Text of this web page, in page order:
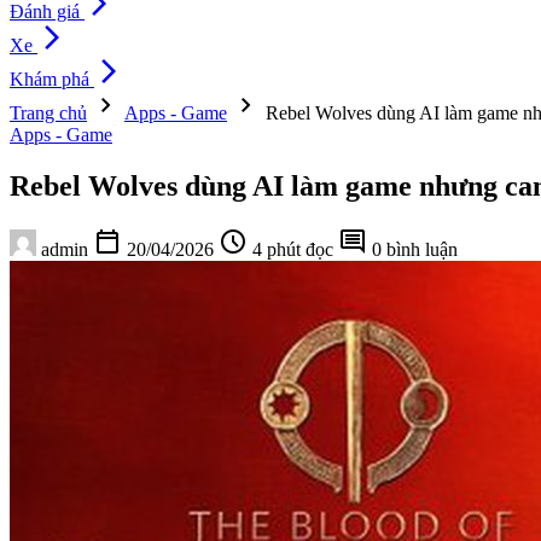
Đánh giá
Xe arrow_forward_ios
Khám phá arrow_forward_ios
Trang chủ chevron_right Apps - Game chevron_right
Rebel Wolves dùng AI làm game
Apps - Game
Rebel Wolves dùng AI làm game nhưng
admin calendar_today 20/04/2026 schedule 4 phút đọc comment 0 bình luận